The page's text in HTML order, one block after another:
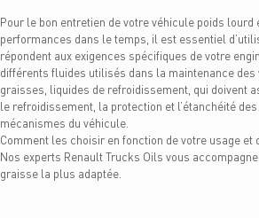
Pour le bon entretien de votre véhicule poids lourd
performances dans le temps, il est essentiel
répondent aux exigences spécifiques de votre
différents fluides utilisés dans la maintenance des
graisses, liquides de refroidissement, qui doivent
le refroidissement, la protection et l’étanchéité
mécanismes du véhicule.
Comment les choisir en fonction de votre usage et
Nos experts Renault Trucks Oils vous
graisse la plus adaptée.